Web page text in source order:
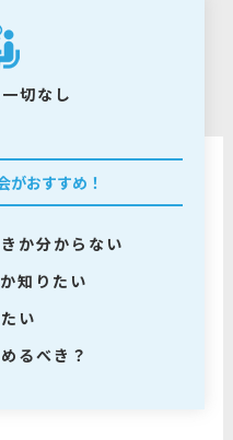
切なし
がおすすめ！
か分からない
知りたい
い
るべき？